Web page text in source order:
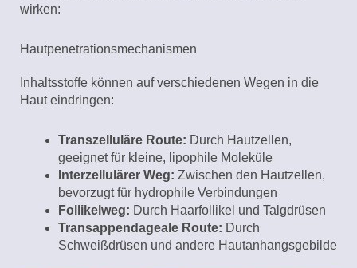
wirken:
Hautpenetrationsmechanismen
Inhaltsstoffe können auf verschiedenen Wegen in die
Haut eindringen:
Transzelluläre Route: Durch Hautzellen,
geeignet für kleine, lipophile Moleküle
Interzellulärer Weg: Zwischen den Hautzellen,
bevorzugt für hydrophile Verbindungen
Follikelweg: Durch Haarfollikel und Talgdrüsen
Transappendageale Route: Durch
Schweißdrüsen und andere Hautanhangsgebilde